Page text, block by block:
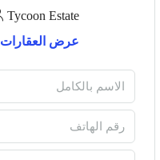
Tycoon Estate
عرض العقارات